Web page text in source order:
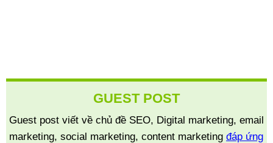
GUEST POST
Guest post viết về chủ đề SEO, Digital marketing, email
marketing, social marketing, content marketing đáp ứng